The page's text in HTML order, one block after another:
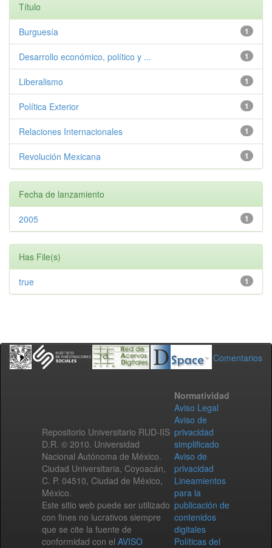
Título
1
Burguesía
1
Desarrollo económico, político y ...
1
Liberalismo
1
Política Exterior
1
Relaciones Internacionales
1
Revolución Mexicana
Fecha de lanzamiento
1
2005
Has File(s)
1
true
Comentarios
Repositorio Universitario RUD-IIS
D.R. © 2010. Universidad
Nacional Autónoma de México.
Ciudad Universitaria, Coyoacán,
C. P. 04510, Ciudad de México,
México.
Este sitio web puede ser utilizado
con fines no lucrativos siempre
que se cite la fuente de
conformidad con el AVISO
Normatividad
Aviso Legal
Aviso de
privacidad
simplificado
Aviso de
privacidad
Lineamientos
para la
publicación de
contenidos
digitales
Políticas del